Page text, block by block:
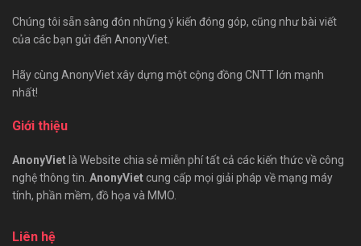
Chúng tôi sẵn sàng đón những ý kiến đóng góp, cũng như bài viết
của các bạn gửi đến AnonyViet.
Hãy cùng AnonyViet xây dựng một cộng đồng CNTT lớn mạnh
nhất!
Giới thiệu
AnonyViet là Website chia sẻ miễn phí tất cả các kiến thức về công
nghệ thông tin. AnonyViet cung cấp mọi giải pháp về mạng máy
tính, phần mềm, đồ họa và MMO.
Liên hệ